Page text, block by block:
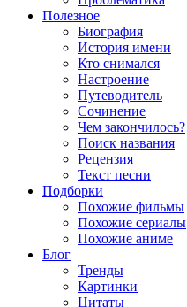
Полезное
Биография
История имени
Кто снимался
Настроение
Путеводитель
Сочинение
Чем закончилось?
Поиск названия
Рецензия
Текст песни
Подборки
Похожие фильмы
Похожие сериалы
Похожие аниме
Блог
Тренды
Картинки
Цитаты